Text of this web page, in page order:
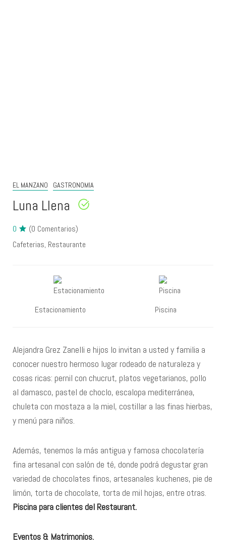
EL MANZANO GASTRONOMIA
Luna Llena
0
(0 Comentarios)
Cafeterias Restaurante
Estacionamiento Piscina
Alejandra Grez Zanelli e hijos lo invitan a usted y familia a
conocer nuestro hermoso lugar rodeado de naturaleza y
cosas ricas: pernil con chucrut, platos vegetarianos, pollo
al damasco, pastel de choclo, escalopa mediterránea,
chuleta con mostaza a la miel, costillar a las finas hierbas,
y menú para niños.
Además, tenemos la más antigua y famosa chocolatería
fina artesanal con salón de té, donde podrá degustar gran
variedad de chocolates finos, artesanales kuchenes, pie de
limón, torta de chocolate, torta de mil hojas, entre otras.
Piscina para clientes del Restaurant.
Eventos & Matrimonios.